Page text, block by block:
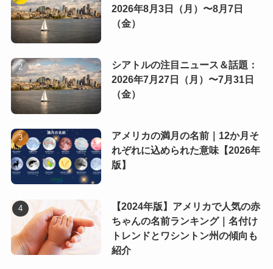
2026年8月3日（月）〜8月7日
（金）
シアトルの注目ニュース＆話題：
2026年7月27日（月）〜7月31日
（金）
アメリカの満月の名前｜12か月そ
れぞれに込められた意味【2026年
版】
【2024年版】アメリカで人気の赤
ちゃんの名前ランキング｜名付け
トレンドとワシントン州の傾向も
紹介